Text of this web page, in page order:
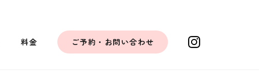
料金 ご予約・お問い合わせ